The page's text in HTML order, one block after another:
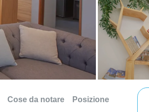
Cose da notare Posizione